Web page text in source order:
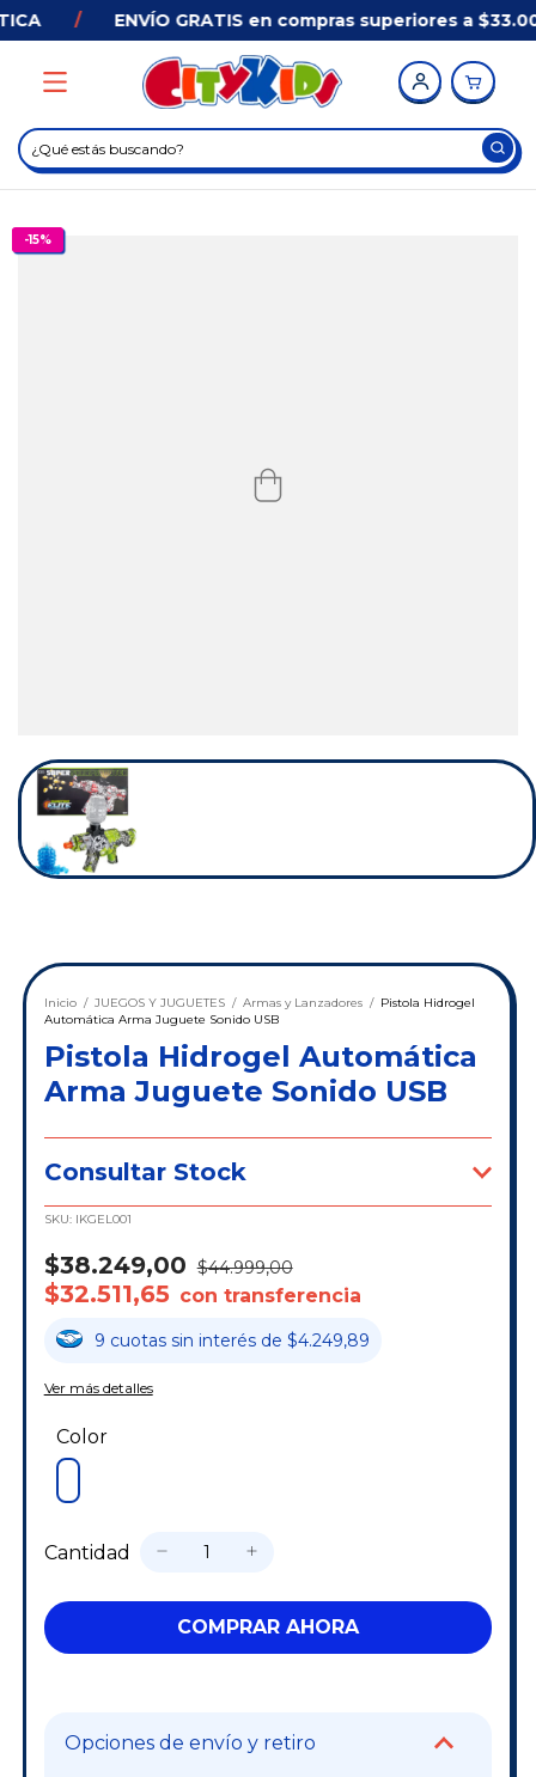
ENVÍO GRATIS en compras superiores a
-15%
Inicio / JUEGOS Y JUGUETES / Armas y Lanzadores / Pistola Hidrogel
Automática Arma Juguete Sonido USB
Pistola Hidrogel Automática
Arma Juguete Sonido USB
Consultar Stock
SKU: IKGEL001
$38.249,00 $44.999,00
$32.511,65 con transferencia
9 cuotas sin interés de $4.249,89
Ver más detalles
Color
Cantidad
Opciones de envío y retiro